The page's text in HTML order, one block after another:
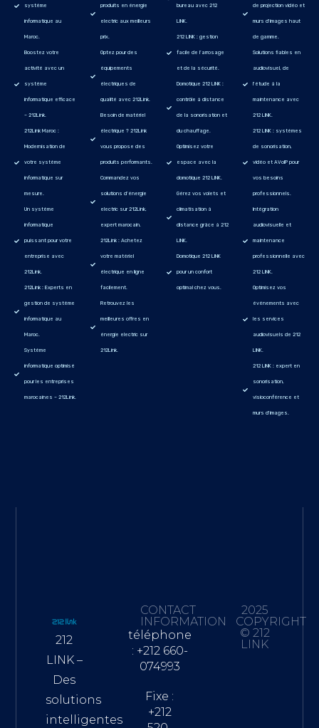
système
informatique au
Maroc.
Boostez votre
activité avec un
système
informatique efficace
– 212Link.
212Link Maroc :
Modernisation de
votre système
informatique sur
mesure.
Un système
informatique
puissant pour votre
entreprise avec
212Link.
212Link : Experts en
gestion de système
informatique au
Maroc.
Système
informatique optimisé
pour les entreprises
marocaines – 212Link.
produits en énergie
electric aux meilleurs
prix.
Optez pour des
équipements
électriques de
qualité avec 212Link.
Besoin de matériel
électrique ? 212Link
vous propose des
produits performants.
Commandez vos
solutions d’énergie
electric sur 212Link,
expert marocain.
212Link : Achetez
votre matériel
électrique en ligne
facilement.
Retrouvez les
meilleures offres en
énergie electric sur
212Link.
bureau avec 212
LINK.
212 LINK : gestion
facile de l’arrosage
et de la sécurité.
Domotique 212 LINK :
contrôle à distance
de la sonorisation et
du chauffage.
Optimisez votre
espace avec la
domotique 212 LINK.
Gérez vos volets et
climatisation à
distance grâce à 212
LINK.
Domotique 212 LINK
pour un confort
optimal chez vous.
de projection vidéo et
murs d'images haut
de gamme.
Solutions fiables en
audiovisuel, de
l'étude à la
maintenance avec
212 LINK.
212 LINK : systèmes
de sonorisation,
vidéo et AVoIP pour
vos besoins
professionnels.
Intégration
audiovisuelle et
maintenance
professionnelle avec
212 LINK.
Optimisez vos
événements avec
les services
audiovisuels de 212
LINK.
212 LINK : expert en
sonorisation,
visioconférence et
murs d'images.
212
LINK –
Des
solutions
intelligentes
CONTACT
INFORMATION
téléphone
: +212 660-
074993
Fixe :
+212
2025
COPYRIGHT
© 212
LINK